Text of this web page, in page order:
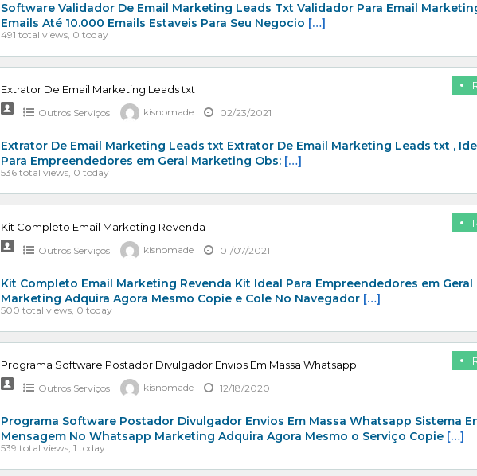
Software Validador De Email Marketing Leads Txt Validador Para Email
Emails Até 10.000 Emails Estaveis Para Seu Negocio […]
491 total views, 0 today
Extrator De Email Marketing Leads txt
Outros Serviços kisnomade 02/23/2021
Extrator De Email Marketing Leads txt Extrator De Email Marketing Leads txt ,
Para Empreendedores em Geral Marketing Obs: […]
536 total views, 0 today
Kit Completo Email Marketing Revenda
Outros Serviços kisnomade 01/07/2021
Kit Completo Email Marketing Revenda Kit Ideal Para Empreendedores em Geral
Marketing Adquira Agora Mesmo Copie e Cole No Navegador […]
500 total views, 0 today
Programa Software Postador Divulgador Envios Em Massa Whatsapp
Outros Serviços kisnomade 12/18/2020
Programa Software Postador Divulgador Envios Em Massa Whatsapp Sistema
Mensagem No Whatsapp Marketing Adquira Agora Mesmo o Serviço Copie […]
539 total views, 1 today